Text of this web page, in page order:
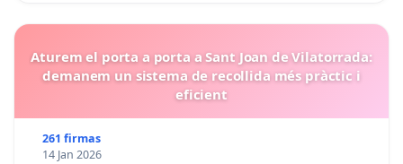
Aturem el porta a porta a Sant Joan de Vilatorrada:
demanem un sistema de recollida més pràctic i
eficient
261 firmas
14 Jan 2026